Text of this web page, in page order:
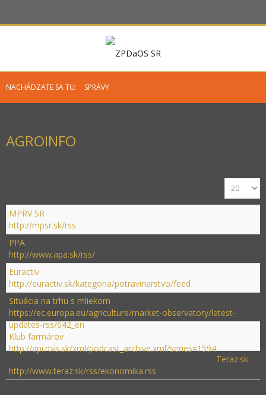
NACHÁDZATE SA TU: SPRÁVY
AGROINFO
MPRV SR
http://mpsr.sk/rss
PPA
http://www.apa.sk/rss/
Euractiv
http://euractiv.sk/kategoria/potravinarstvo/feed
Situácia na trhu s mliekom
https://ec.europa.eu/agriculture/market-observatory/latest-
updates-rss/642_en
Klub farmárov
http://api.rtvs.sk/xml/podcast_archive.xml?series=1594
Teraz.sk
http://www.teraz.sk/rss/ekonomika.rss